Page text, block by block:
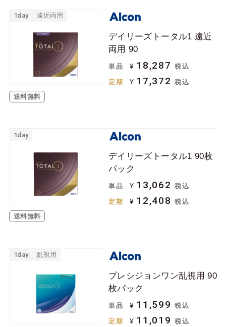
ブランド・メーカー
ジョンソン＆ジョン
ソン
ボシュロム
クーパービジョン
シード
メニコン
ロート
ケア用品
ソフトコンタクトレ
ンズ用
ハードコンタクトレ
ンズ用
その他関連用品
1day 遠近両用
送料無料
デイリーズトータル1 遠近
両用 90
単品 ¥ 18,287 税込
定期 ¥ 17,372 税込
1day
送料無料
デイリーズトータル1 90枚
パック
単品 ¥ 13,062 税込
定期 ¥ 12,408 税込
1day 乱視用
プレシジョンワン乱視用 90
枚パック
単品 ¥ 11,599 税込
定期 ¥ 11,019 税込